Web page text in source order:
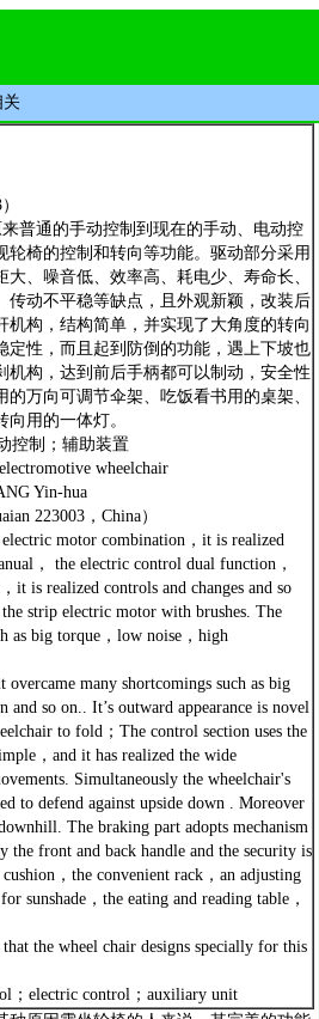
关
普通的手动控制到现在的手动、电动控
椅的控制和转向等功能。驱动部分采用
、噪音低、效率高、耗电少、寿命长、
动不平稳等缺点，且外观新颖，改装后
构，结构简单，并实现了大角度的转向
性，而且起到防倒的功能，遇上下坡也
构，达到前后手柄都可以制动，安全性
万向可调节伞架、吃饭看书用的桌架、
用的一体灯。
控制；辅助装置
wheelchair
Yin-hua
223003，China）
motor combination，it is realized
， the electric control dual function，
it is realized controls and changes and so
strip electric motor with brushes. The
as big torque，low noise，high
many shortcomings such as big
and so on.. It’s outward appearance is novel
to fold；The control section uses the
，and it has realized the wide
Simultaneously the wheelchair's
to defend against upside down . Moreover
The braking part adopts mechanism
front and back handle and the security is
，the convenient rack，an adjusting
sunshade，the eating and reading table，
the wheel chair designs specially for this
；electric control；auxiliary unit